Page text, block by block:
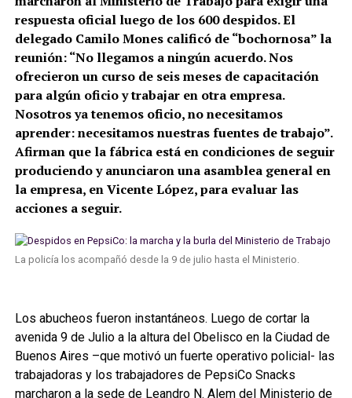
respuesta oficial luego de los 600 despidos. El
delegado Camilo Mones calificó de “bochornosa” la
reunión: “No llegamos a ningún acuerdo. Nos
ofrecieron un curso de seis meses de capacitación
para algún oficio y trabajar en otra empresa.
Nosotros ya tenemos oficio, no necesitamos
aprender: necesitamos nuestras fuentes de trabajo”.
Afirman que la fábrica está en condiciones de seguir
produciendo y anunciaron una asamblea general en
la empresa, en Vicente López, para evaluar las
acciones a seguir.
La policía los acompañó desde la 9 de julio hasta el Ministerio.
Los abucheos fueron instantáneos. Luego de cortar la
avenida 9 de Julio a la altura del Obelisco en la Ciudad de
Buenos Aires –que motivó un fuerte operativo policial- las
trabajadoras y los trabajadores de PepsiCo Snacks
marcharon a la sede de Leandro N. Alem del Ministerio de